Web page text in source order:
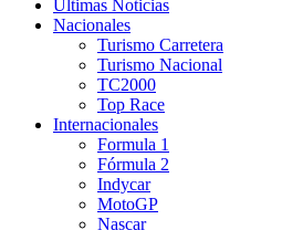
Últimas Noticias
Nacionales
Turismo Carretera
Turismo Nacional
TC2000
Top Race
Internacionales
Formula 1
Fórmula 2
Indycar
MotoGP
Nascar